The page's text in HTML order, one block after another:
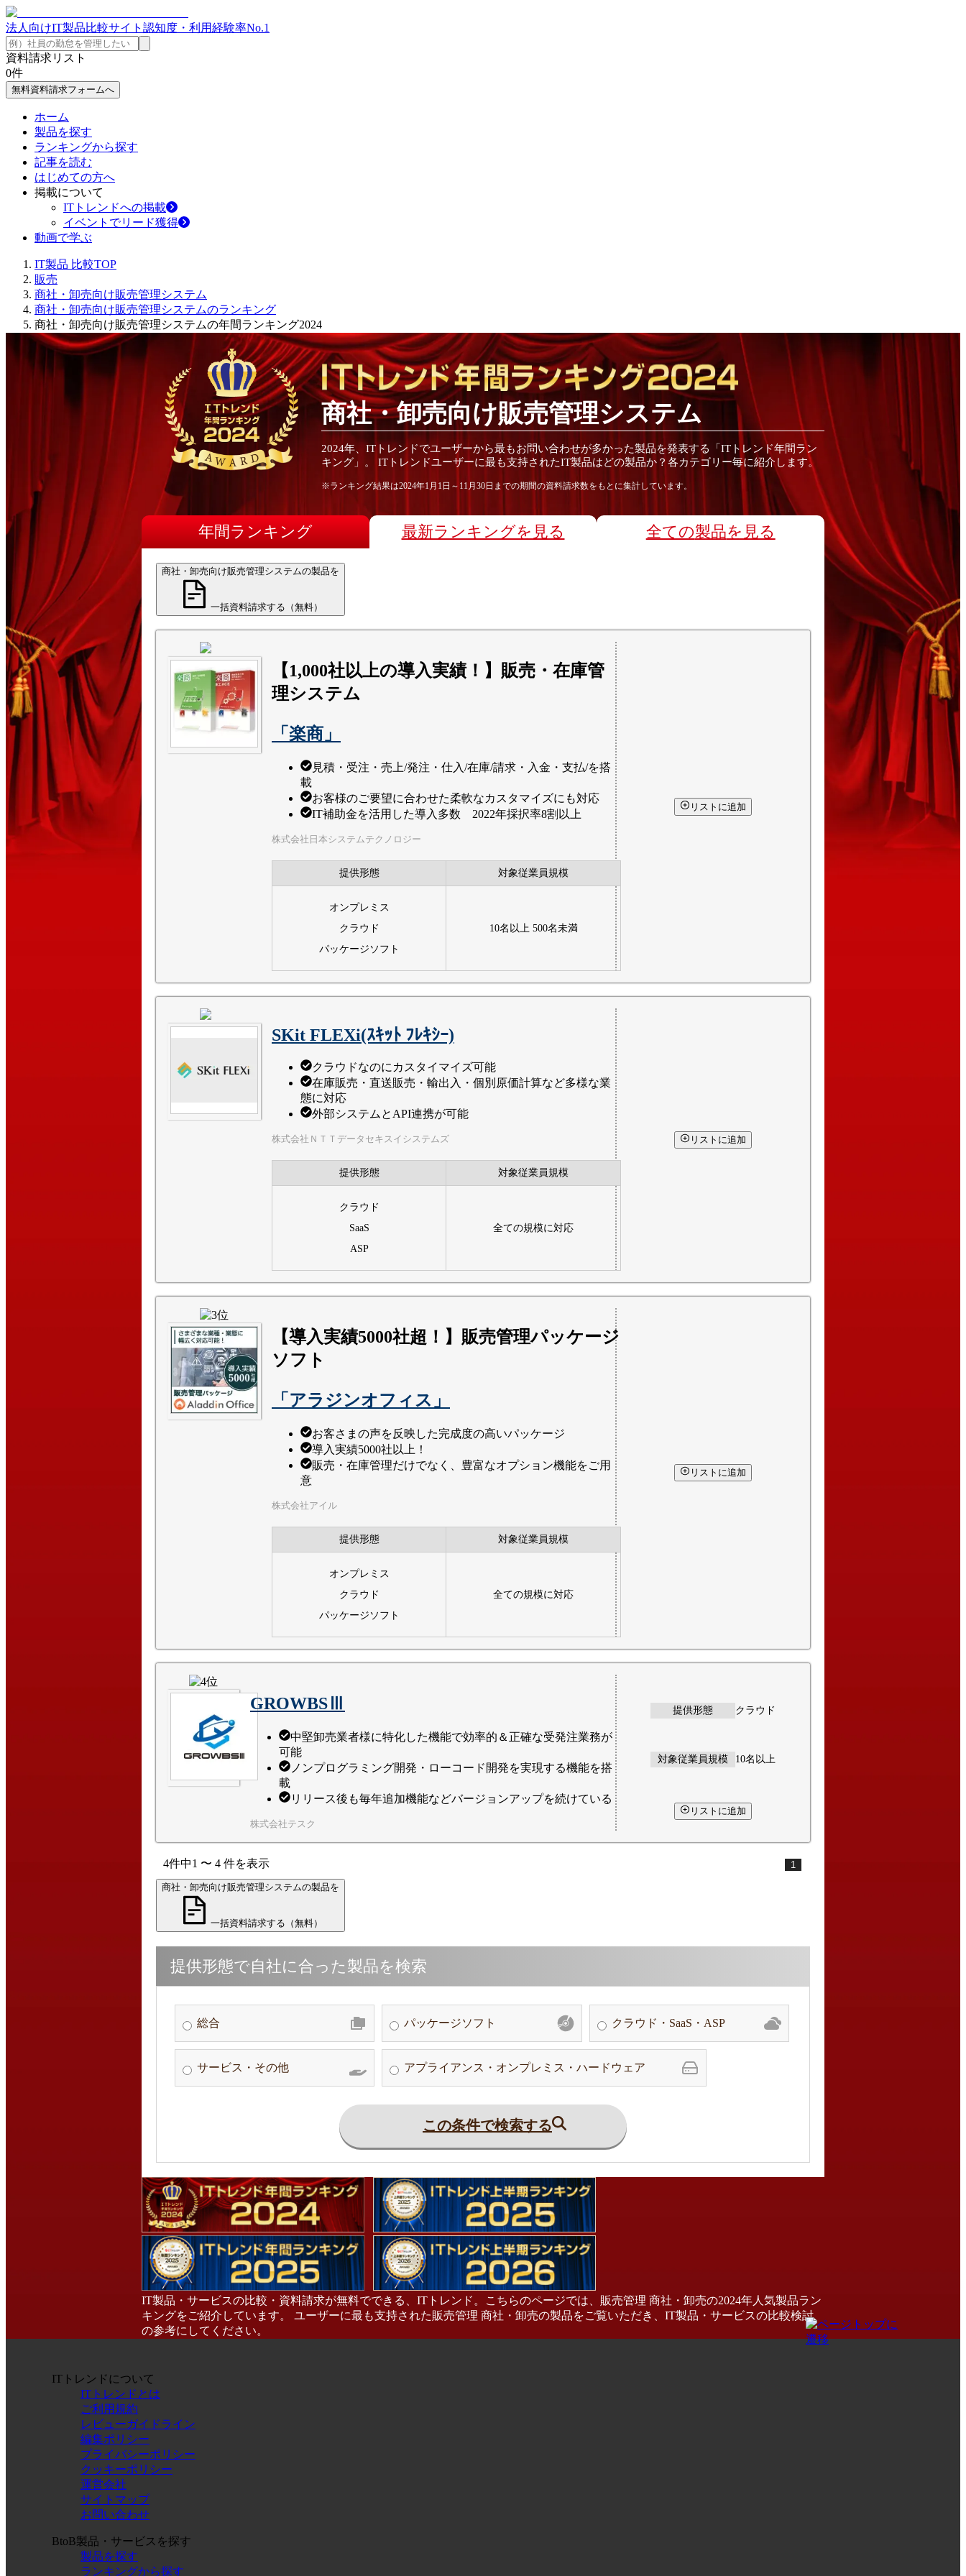
法人向けIT製品比較サイト 認知度・利用経験率No.1
資料請求リスト
0件
無料資料請求フォームへ
ホーム
製品を探す
ランキングから探す
記事を読む
はじめての方へ
掲載について
ITトレンドへの掲載
イベントでリード獲得
動画で学ぶ
IT製品 比較TOP
販売
商社・卸売向け販売管理システム
商社・卸売向け販売管理システムのランキング
商社・卸売向け販売管理システムの年間ランキング2024
商社・卸売向け販売管理システム
2024年、ITトレンドでユーザーから最もお問い合わせが多かった製品を発表する「ITトレンド年間ラン
キング」。 ITトレンドユーザーに最も支持されたIT製品はどの製品か？各カテゴリー毎に紹介します。
※ランキング結果は2024年1月1日～ 11月30日 までの期間の資料請求数をもとに集計しています。
年間ランキング 最新ランキングを見る 全ての製品を見る
商社・卸売向け販売管理システムの製品を
一括資料請求する（無料）
【1,000社以上の導入実績！】販売・在庫管
理システム
「楽商」
見積・受注・売上/発注・仕入/在庫/請求・入金・支払/を搭
載
お客様のご要望に合わせた柔軟なカスタマイズにも対応
IT補助金を活用した導入多数 2022年採択率8割以上
株式会社日本システムテクノロジー
提供形態 対象従業員規模
オンプレミス
クラウド
パッケージソフト
10名以上 500名未満
リストに追加
SKit FLEXi(ｽｷｯﾄ ﾌﾚｷｼｰ)
クラウドなのにカスタイマイズ可能
在庫販売・直送販売・輸出入・個別原価計算など多様な業
態に対応
外部システムとAPI連携が可能
株式会社ＮＴＴデータセキスイシステムズ
提供形態 対象従業員規模
クラウド
SaaS
ASP
全ての規模に対応
リストに追加
【導入実績5000社超！】販売管理パッケージ
ソフト
「アラジンオフィス」
お客さまの声を反映した完成度の高いパッケージ
導入実績5000社以上！
販売・在庫管理だけでなく、豊富なオプション機能をご用
意
株式会社アイル
提供形態 対象従業員規模
オンプレミス
クラウド
パッケージソフト
全ての規模に対応
リストに追加
GROWBSⅢ
中堅卸売業者様に特化した機能で効率的＆正確な受発注業務が
可能
ノンプログラミング開発・ローコード開発を実現する機能を搭
載
リリース後も毎年追加機能などバージョンアップを続けている
株式会社テスク
提供形態 クラウド
対象従業員規模 10名以上
リストに追加
4件中1 〜 4 件を表示 1
商社・卸売向け販売管理システムの製品を
一括資料請求する（無料）
提供形態で自社に合った製品を検索
総合 パッケージソフト クラウド・SaaS・ASP
サービス・その他 アプライアンス・オンプレミス・ハードウェア
この条件で検索する
IT製品・サービスの比較・資料請求が無料でできる、ITトレンド。こちらのページでは、販売管理 商社・卸売の2024年人気製品ラン
キングをご紹介しています。 ユーザーに最も支持された販売管理 商社・卸売の製品をご覧いただき、IT製品・サービスの比較検討
の参考にしてください。
ITトレンドについて
ITトレンドとは
ご利用規約
レビューガイドライン
編集ポリシー
プライバシーポリシー
クッキーポリシー
運営会社
サイトマップ
お問い合わせ
BtoB製品・サービスを探す
製品を探す
ランキングから探す